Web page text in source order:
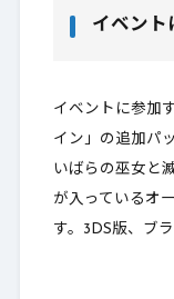
イベント
イベントに参加
イン」の追加パ
いばらの巫女と
が入っているオ
す。3DS版、ブ